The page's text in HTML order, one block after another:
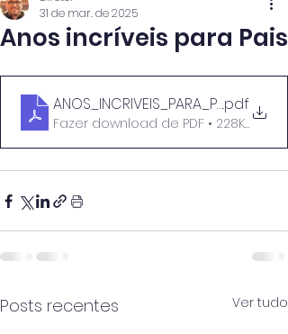
Anos incríveis para Pais
31 de mar. de 2025
ANOS_INCRIVEIS_PARA_PAIS_A3_III
.pdf
Fazer download de PDF • 228KB
Posts recentes Ver tudo